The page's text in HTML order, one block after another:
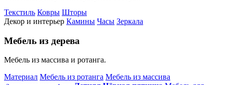
Текстиль Ковры Шторы
Декор и интерьер Камины Часы Зеркала
Мебель из дерева
Мебель из массива и ротанга.
Материал Мебель из ротанга Мебель из массива